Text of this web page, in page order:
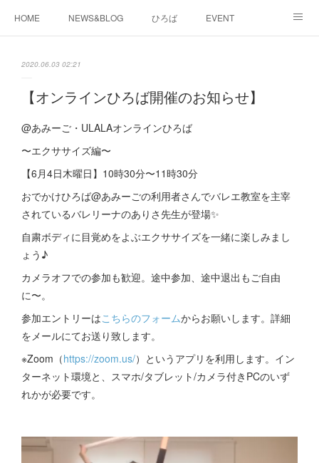
HOME NEWS&BLOG ひろば EVENT
2020.06.03 02:21
【オンラインひろば開催のお知らせ】
@あみーご・ULALAオンラインひろば
〜エクササイズ編〜
【6月4日木曜日】10時30分〜11時30分
おでかけひろば@あみーごの利用者さんでバレエ教室を主宰
されているバレリーナのありさ先生が登場✨
自粛ボディに目覚めをよぶエクササイズを一緒に楽しみまし
ょう♪
カメラオフでの参加も歓迎。途中参加、途中退出もご自由
に〜。
参加エントリーはこちらのフォームからお願いします。詳細
をメールにてお送り致します。
※Zoom（https://zoom.us/）というアプリを利用します。イン
ターネット環境と、スマホ/タブレット/カメラ付きPCのいず
れかが必要です。